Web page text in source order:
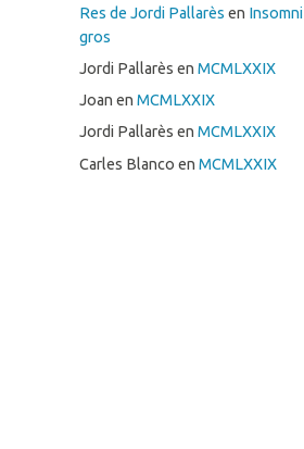
Res de Jordi Pallarès en Insomni
gros
Jordi Pallarès enMCMLXXIX
Joan enMCMLXXIX
Jordi Pallarès enMCMLXXIX
Carles Blanco enMCMLXXIX